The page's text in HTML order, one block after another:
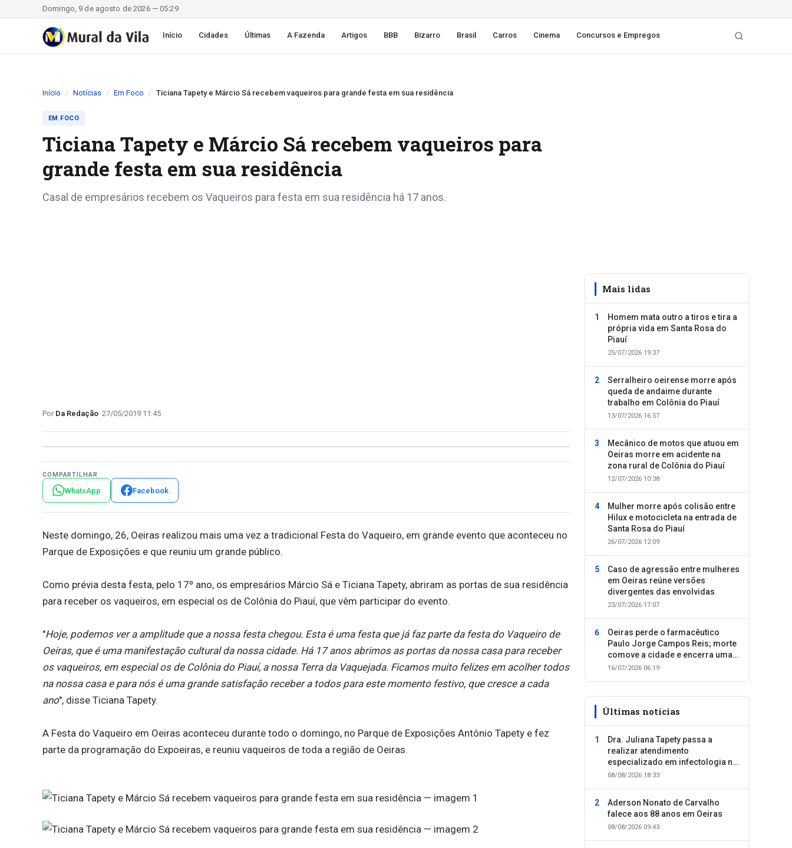
Domingo, 9 de agosto de 2026 — 05:29
Início Cidades Últimas A Fazenda Artigos BBB Bizarro Brasil Carros Cinema Concursos e Empregos
Início Notícias Em Foco Ticiana Tapety e Márcio Sá recebem vaqueiros para grande festa em sua residência
EM FOCO
Ticiana Tapety e Márcio Sá recebem vaqueiros para
grande festa em sua residência
Casal de empresários recebem os Vaqueiros para festa em sua residência há 17 anos.
Da Redação 27/05/2019 11:45
COMPARTILHAR
WhatsApp Facebook
Neste domingo, 26, Oeiras realizou mais uma vez a tradicional Festa do Vaqueiro, em grande evento que aconteceu no
Parque de Exposições e que reuniu um grande público.
Como prévia desta festa, pelo 17º ano, os empresários Márcio Sá e Ticiana Tapety, abriram as portas de sua residência
para receber os vaqueiros, em especial os de Colônia do Piauí, que vêm participar do evento.
"Hoje, podemos ver a amplitude que a nossa festa chegou. Esta é uma festa que já faz parte da festa do Vaqueiro de
Oeiras, que é uma manifestação cultural da nossa cidade. Há 17 anos abrimos as portas da nossa casa para receber
os vaqueiros, em especial os de Colônia do Piauí, a nossa Terra da Vaquejada. Ficamos muito felizes em acolher todos
na nossa casa e para nós é uma grande satisfação receber a todos para este momento festivo, que cresce a cada
ano", disse Ticiana Tapety.
A Festa do Vaqueiro em Oeiras aconteceu durante todo o domingo, no Parque de Exposições Antônio Tapety e fez
parte da programação do Expoeiras, e reuniu vaqueiros de toda a região de Oeiras.
Mais lidas
Homem mata outro a tiros e tira a
própria vida em Santa Rosa do
Piauí
25/07/2026 19:37
Serralheiro oeirense morre após
queda de andaime durante
trabalho em Colônia do Piauí
13/07/2026 16:57
Mecânico de motos que atuou em
Oeiras morre em acidente na
zona rural de Colônia do Piauí
12/07/2026 10:38
Mulher morre após colisão entre
Hilux e motocicleta na entrada de
Santa Rosa do Piauí
26/07/2026 12:09
Caso de agressão entre mulheres
em Oeiras reúne versões
divergentes das envolvidas
23/07/2026 17:07
Oeiras perde o farmacêutico
Paulo Jorge Campos Reis; morte
comove a cidade e encerra uma
trajetória dedicada ao cuidado
16/07/2026 06:19
Últimas notícias
Dra. Juliana Tapety passa a
realizar atendimento
especializado em infectologia na
Clínica SID, em Oeiras
08/08/2026 18:33
Aderson Nonato de Carvalho
falece aos 88 anos em Oeiras
08/08/2026 09:43